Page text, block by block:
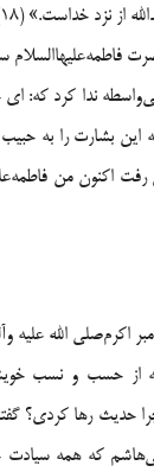
از نزد خداست.» (18)
ندا كرد كه:
را به زنى به على مرتضى دادم.»
الله
از حسب و نسب
حديث رها
كه همه